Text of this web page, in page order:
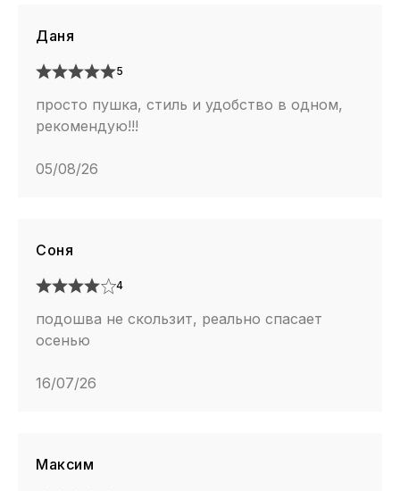
Даня
5
просто пушка, стиль и удобство в одном,
рекомендую!!!
05/08/26
Соня
4
подошва не скользит, реально спасает
осенью
16/07/26
Максим